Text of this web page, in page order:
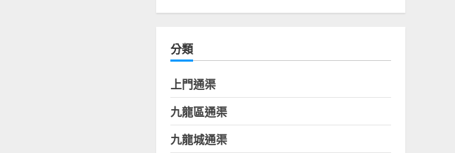
分類
上門通渠
九龍區通渠
九龍城通渠